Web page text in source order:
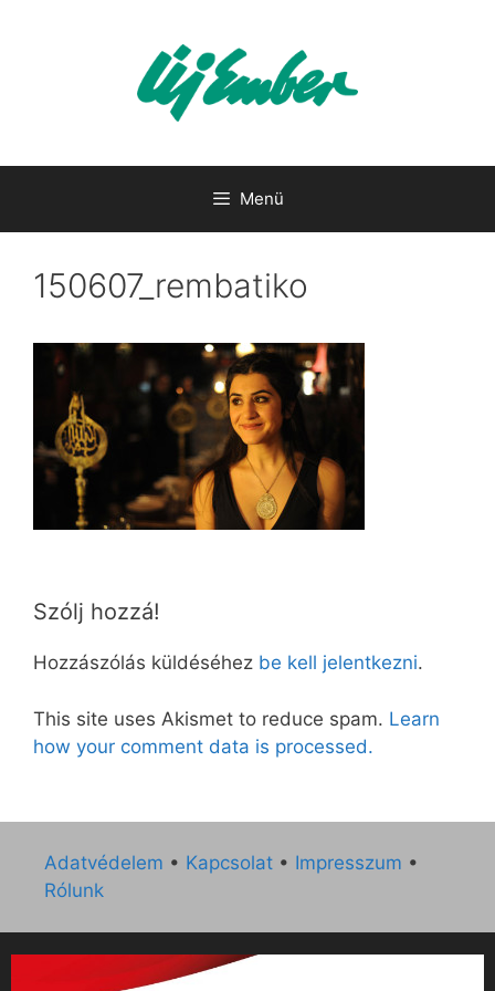
Menü
150607_rembatiko
Szólj hozzá!
Hozzászólás küldéséhez be kell jelentkezni.
This site uses Akismet to reduce spam. Learn
how your comment data is processed.
Adatvédelem • Kapcsolat • Impresszum •
Rólunk